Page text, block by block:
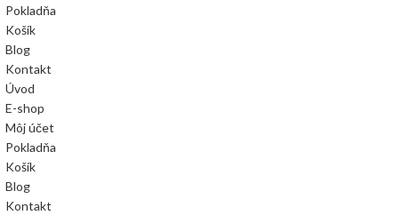
Pokladňa
Košík
Blog
Kontakt
Úvod
E-shop
Môj účet
Pokladňa
Košík
Blog
Kontakt